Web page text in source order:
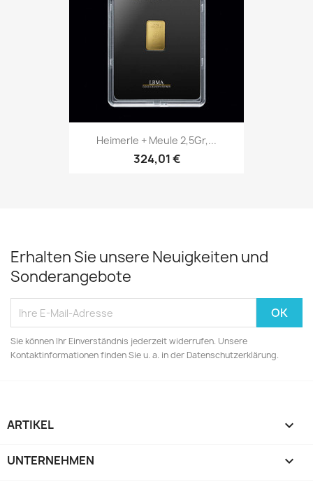
Heimerle + Meule 2,5Gr,...
324,01 €
Erhalten Sie unsere Neuigkeiten und
Sonderangebote
Sie können Ihr Einverständnis jederzeit widerrufen. Unsere
Kontaktinformationen finden Sie u. a. in der Datenschutzerklärung.
ARTIKEL 
UNTERNEHMEN 